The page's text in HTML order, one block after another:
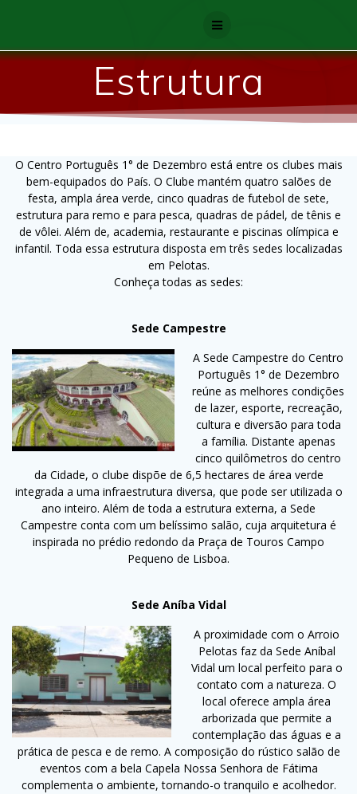
Estrutura
O Centro Português 1° de Dezembro está entre os clubes mais
bem-equipados do País. O Clube mantém quatro salões de
festa, ampla área verde, cinco quadras de futebol de sete,
estrutura para remo e para pesca, quadras de pádel, de tênis e
de vôlei. Além de, academia, restaurante e piscinas olímpica e
infantil. Toda essa estrutura disposta em três sedes localizadas
em Pelotas.
Conheça todas as sedes:
Sede Campestre
A Sede Campestre do Centro
Português 1° de Dezembro
reúne as melhores condições
de lazer, esporte, recreação,
cultura e diversão para toda
a família. Distante apenas
cinco quilômetros do centro
da Cidade, o clube dispõe de 6,5 hectares de área verde
integrada a uma infraestrutura diversa, que pode ser utilizada o
ano inteiro. Além de toda a estrutura externa, a Sede
Campestre conta com um belíssimo salão, cuja arquitetura é
inspirada no prédio redondo da Praça de Touros Campo
Pequeno de Lisboa.
Sede Aníba Vidal
A proximidade com o Arroio
Pelotas faz da Sede Aníbal
Vidal um local perfeito para o
contato com a natureza. O
local oferece ampla área
arborizada que permite a
contemplação das águas e a
prática de pesca e de remo. A composição do rústico salão de
eventos com a bela Capela Nossa Senhora de Fátima
complementa o ambiente, tornando-o tranquilo e acolhedor.